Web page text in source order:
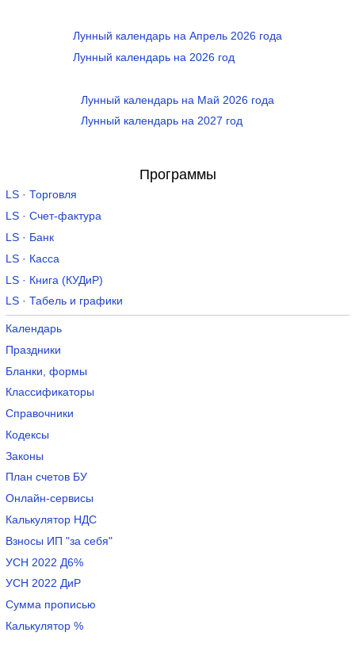
Лунный календарь на Апрель 2026 года
Лунный календарь на 2026 год
Лунный календарь на Май 2026 года
Лунный календарь на 2027 год
Программы
LS · Торговля
LS · Счет-фактура
LS · Банк
LS · Касса
LS · Книга (КУДиР)
LS · Табель и графики
Календарь
Праздники
Бланки, формы
Классификаторы
Справочники
Кодексы
Законы
План счетов БУ
Онлайн-сервисы
Калькулятор НДС
Взносы ИП "за себя"
УСН 2022 Д6%
УСН 2022 ДиР
Сумма прописью
Калькулятор %